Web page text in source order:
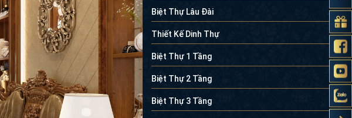
Biệt Thự Lâu Đài
Thiết Kế Dinh Thự
Biệt Thự 1 Tầng
Biệt Thự 2 Tầng
Biệt Thự 3 Tầng